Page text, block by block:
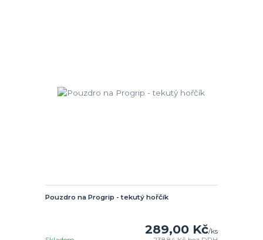
Pouzdro na Progrip - tekutý hořčík
289,00 Kč/ks